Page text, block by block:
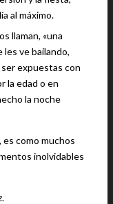
al máximo.
llaman, «una
les ve bailando,
expuestas con
la edad o en
la noche
es como muchos
inolvidables